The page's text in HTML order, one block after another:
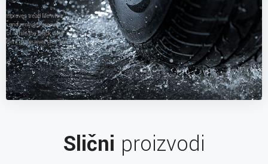
Slični proizvodi